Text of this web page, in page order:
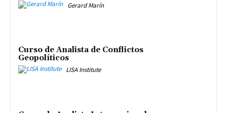
Gerard Marín
Curso de Analista de Conflictos
Geopolíticos
LISA Institute